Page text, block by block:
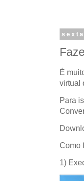
É
virtual
Para
Como
1)